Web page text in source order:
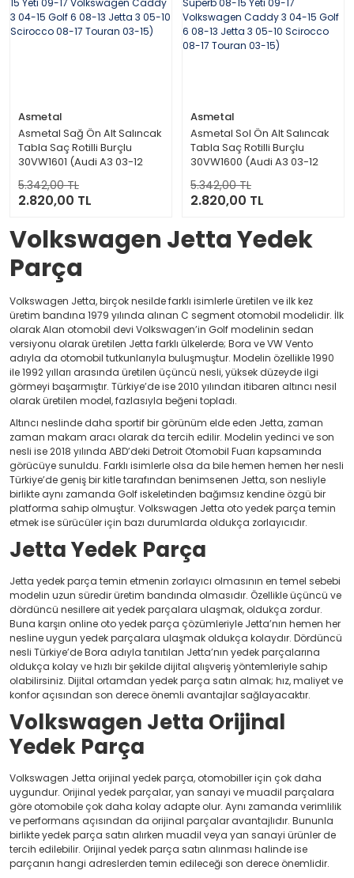
Asmetal
Asmetal Sağ Ön Alt Salıncak
Tabla Saç Rotilli Burçlu
30VW1601 (Audi A3 03-12
Octavia 04-13 Superb 08-15
Yeti 09-17 Volkswagen
Jetta 3 05-10 Scirocco 08-17
Touran 03-15)
5.342,00 TL
2.820,00 TL
Asmetal
Asmetal Sol Ön Alt Salıncak
Tabla Saç Rotilli Burçlu
30VW1600 (Audi A3 03-12
Octavia 04-13 Superb 08-15
Yeti 09-17 Volkswagen
Jetta 3 05-10 Scirocco 08-17
Touran 03-15)
5.342,00 TL
2.820,00 TL
Volkswagen Jetta Yedek
Parça
Volkswagen Jetta, birçok nesilde farklı isimlerle üretilen ve ilk kez
üretim bandına 1979 yılında alınan C segment otomobil modelidir. İlk
olarak Alan otomobil devi Volkswagen’in Golf modelinin sedan
versiyonu olarak üretilen Jetta farklı ülkelerde; Bora ve VW Vento
adıyla da otomobil tutkunlarıyla buluşmuştur. Modelin özellikle 1990
ile 1992 yılları arasında üretilen üçüncü nesli, yüksek düzeyde ilgi
görmeyi başarmıştır. Türkiye’de ise 2010 yılından itibaren altıncı nesil
olarak üretilen model, fazlasıyla beğeni topladı.
Altıncı neslinde daha sportif bir görünüm elde eden Jetta, zaman
zaman makam aracı olarak da tercih edilir. Modelin yedinci ve son
nesli ise 2018 yılında ABD’deki Detroit Otomobil Fuarı kapsamında
görücüye sunuldu. Farklı isimlerle olsa da bile hemen hemen her nesli
Türkiye’de geniş bir kitle tarafından benimsenen Jetta, son nesliyle
birlikte aynı zamanda Golf iskeletinden bağımsız kendine özgü bir
platforma sahip olmuştur. Volkswagen Jetta oto yedek parça temin
etmek ise sürücüler için bazı durumlarda oldukça zorlayıcıdır.
Jetta Yedek Parça
Jetta yedek parça temin etmenin zorlayıcı olmasının en temel sebebi
modelin uzun süredir üretim bandında olmasıdır. Özellikle üçüncü ve
dördüncü nesillere ait yedek parçalara ulaşmak, oldukça zordur.
Buna karşın online oto yedek parça çözümleriyle Jetta’nın hemen her
nesline uygun yedek parçalara ulaşmak oldukça kolaydır. Dördüncü
nesli Türkiye’de Bora adıyla tanıtılan Jetta’nın yedek parçalarına
oldukça kolay ve hızlı bir şekilde dijital alışveriş yöntemleriyle sahip
olabilirsiniz. Dijital ortamdan yedek parça satın almak; hız, maliyet ve
konfor açısından son derece önemli avantajlar sağlayacaktır.
Volkswagen Jetta Orijinal
Yedek Parça
Volkswagen Jetta orijinal yedek parça, otomobiller için çok daha
uygundur. Orijinal yedek parçalar, yan sanayi ve muadil parçalara
göre otomobile çok daha kolay adapte olur. Aynı zamanda verimlilik
ve performans açısından da orijinal parçalar avantajlıdır. Bununla
birlikte yedek parça satın alırken muadil veya yan sanayi ürünler de
tercih edilebilir. Orijinal yedek parça satın alınması halinde ise
parçanın hangi adreslerden temin edileceği son derece önemlidir.